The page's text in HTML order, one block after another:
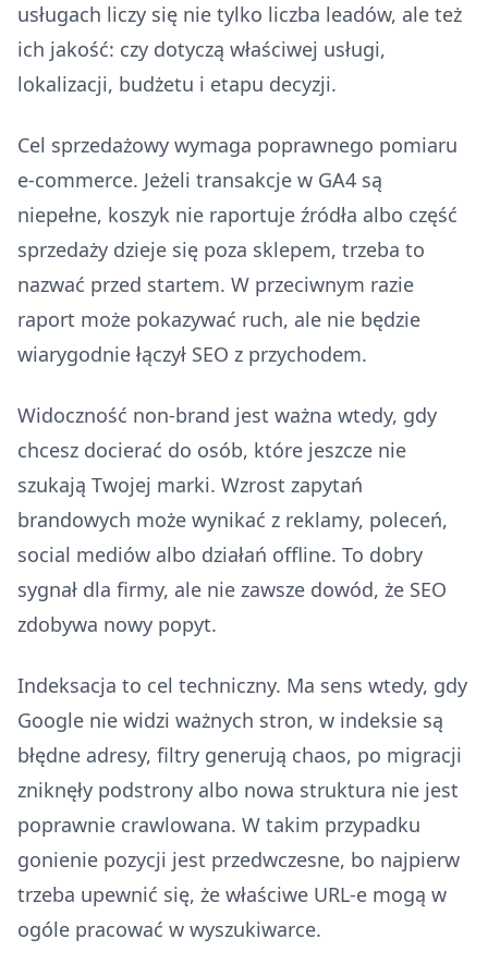
usługach liczy się nie tylko liczba leadów, ale też
ich jakość: czy dotyczą właściwej usługi,
lokalizacji, budżetu i etapu decyzji.
Cel sprzedażowy wymaga poprawnego pomiaru
e-commerce. Jeżeli transakcje w GA4 są
niepełne, koszyk nie raportuje źródła albo część
sprzedaży dzieje się poza sklepem, trzeba to
nazwać przed startem. W przeciwnym razie
raport może pokazywać ruch, ale nie będzie
wiarygodnie łączył SEO z przychodem.
Widoczność non-brand jest ważna wtedy, gdy
chcesz docierać do osób, które jeszcze nie
szukają Twojej marki. Wzrost zapytań
brandowych może wynikać z reklamy, poleceń,
social mediów albo działań offline. To dobry
sygnał dla firmy, ale nie zawsze dowód, że SEO
zdobywa nowy popyt.
Indeksacja to cel techniczny. Ma sens wtedy, gdy
Google nie widzi ważnych stron, w indeksie są
błędne adresy, filtry generują chaos, po migracji
zniknęły podstrony albo nowa struktura nie jest
poprawnie crawlowana. W takim przypadku
gonienie pozycji jest przedwczesne, bo najpierw
trzeba upewnić się, że właściwe URL-e mogą w
ogóle pracować w wyszukiwarce.